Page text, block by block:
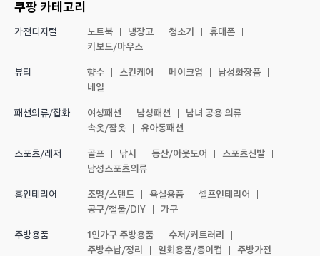
쿠팡 카테고리
가전디지털 노트북 냉장고 청소기
휴대폰
키보드/마우스
뷰티 향수 스킨케어 메이크업
남성화장품
네일
패션의류/잡화 여성패션 남성패션
남녀 공용 의류
속옷/잠옷
유아동패션
스포츠/레저 골프 낚시 등산/아웃도어
스포츠신발
남성스포츠의류
홈인테리어 조명/스탠드 욕실용품
셀프인테리어
공구/철물/DIY
가구
주방용품 1인가구 주방용품
수저/커트러리
주방수납/정리
일회용품/종이컵 주방가전